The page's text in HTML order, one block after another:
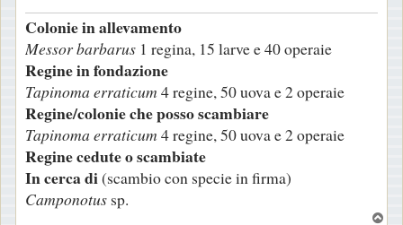
a
g
g
i
o
Colonie in allevamento
Messor barbarus 1 regina, 15 larve e 40 operaie
Regine in fondazione
Tapinoma erraticum 4 regine, 50 uova e 2 operaie
Regine/colonie che posso scambiare
Tapinoma erraticum 4 regine, 50 uova e 2 operaie
Regine cedute o scambiate
In cerca di(scambio con specie in firma)
Camponotus sp.